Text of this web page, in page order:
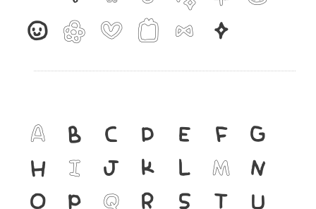
๔ ๕ ๖ ๗ ๘ ๙
A B C D E F
G
H
I J K L M
N
O
P Q R S T
U